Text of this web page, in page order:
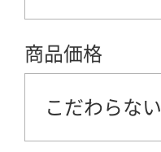
商品価格
こだわらない